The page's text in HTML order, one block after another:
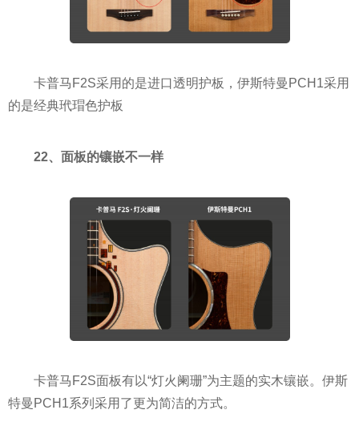
卡普马F2S采用的是进口透明护板，伊斯特曼PCH1采用
的是经典玳瑁色护板
22、面板的镶嵌不一样
卡普马F2S面板有以“灯火阑珊”为主题的实木镶嵌。伊斯
特曼PCH1系列采用了更为简洁的方式。